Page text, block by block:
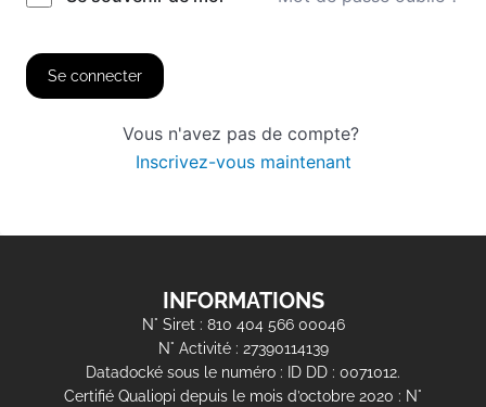
Se connecter
Vous n'avez pas de compte?
Inscrivez-vous maintenant
INFORMATIONS
N° Siret : 810 404 566 00046
N° Activité : 27390114139
Datadocké sous le numéro : ID DD : 0071012.
Certifié Qualiopi depuis le mois d’octobre 2020 : N°